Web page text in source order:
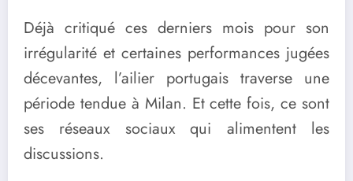
Déjà critiqué ces derniers mois pour son
irrégularité et certaines performances jugées
décevantes, l’ailier portugais traverse une
période tendue à Milan. Et cette fois, ce sont
ses réseaux sociaux qui alimentent les
discussions.